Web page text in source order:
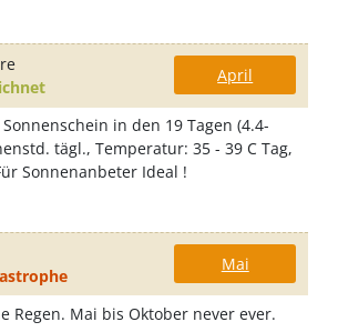
April
in den 19 Tagen (4.4-
tägl., Temperatur: 35 - 39 C Tag,
Sonnenanbeter Ideal !
Mai
Regen. Mai bis Oktober never ever.